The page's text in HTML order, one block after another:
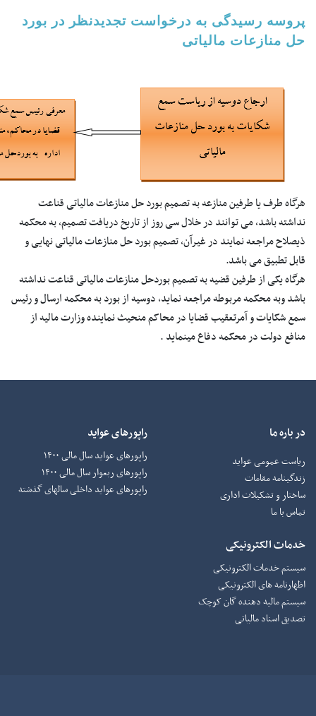
پروسه رسیدگی به درخواست تجدیدنظر در بورد
حل منازعات مالیاتی
هرگاه طرف یا طرفین منازعه به تصمیم بورد حل منازعات مالیاتی قناعت
نداشته باشد، می توانند در خلال سی روز از تاریخ دریافت تصمیم، به محکمه
ذیصلاح مراجعه نمایند در غیرآن، تصمیم بورد حل منازعات مالیاتی نهایی و
قابل تطبیق می باشد.
هرگاه یکی از طرفین قضیه به تصمیم بوردحل منازعات مالیاتی قناعت نداشته
باشد وبه محکمه مربوطه مراجعه نماید، دوسیه از بورد به محکمه ارسال و رئیس
سمع شکایات و آمرتعقیب قضایا در محاکم منحیث نماینده وزارت مالیه از
منافع دولت در محکمه دفاع مینماید .
در باره ما
ریاست عمومی عواید
زندگینامه مقامات
ساختار و تشکیلات اداری
تماس با ما
راپورهای عواید
راپورهای عواید سال مالی ۱۴۰۰
راپورهای ربعوار سال مالی ۱۴۰۰
راپورهای عواید داخلی سالهای گذشته
خدمات الکترونیکی
سیستم خدمات الکترونیکی
اظهارنامه های الکترونیکی
سیستم مالیه دهنده گان کوچک
تصدیق اسناد مالیاتی